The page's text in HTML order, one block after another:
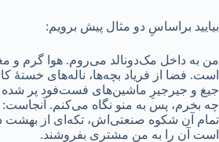
بیایید براساسِ دو مثال پیش‌ برویم:
من به داخل مک‌دونالد می‌روم. هوا گرم و
است. فضا از فریاد بچه‌ها، ناله‌های خستۀ
جیغ و جیرجیرِ ماشین‌های فست‌فود پر شده‌
چه بخرم، پس به منو نگاه می‌کنم. آنجاست:
تمام آن شکوه صنعتی‌اش، تکه‌ای از بهشت
است آن را به منِ مشتری بفروشند.